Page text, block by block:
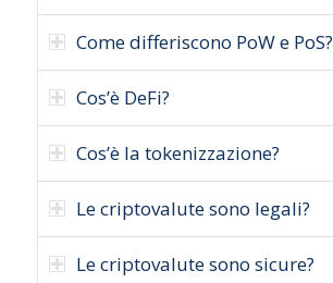
Come differiscono PoW e PoS?
Cos’è DeFi?
Cos’è la tokenizzazione?
Le criptovalute sono legali?
Le criptovalute sono sicure?